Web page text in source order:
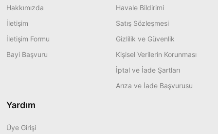
Hakkımızda
İletişim
İletişim Formu
Bayi Başvuru
Havale Bildirimi
Satış Sözleşmesi
Gizlilik ve Güvenlik
Kişisel Verilerin Korunması
İptal ve İade Şartları
Arıza ve İade Başvurusu
Yardım
Üye Girişi